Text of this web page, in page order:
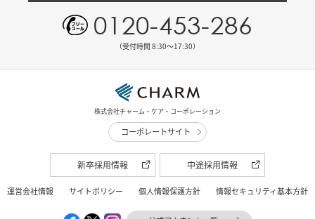
0120-453-286
（受付時間 8:30〜17:30）
株式会社チャーム・ケア・コーポレーション
コーポレートサイト
新卒採用情報 中途採用情報
運営会社情報 サイトポリシー 個人情報保護方針 情報セキュリティ基本方針